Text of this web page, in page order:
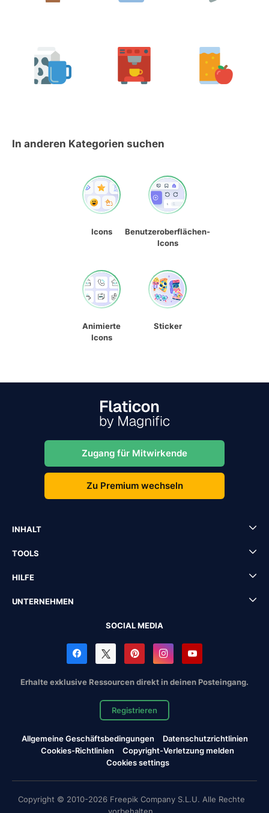
In anderen Kategorien suchen
Icons
Benutzeroberflächen-
Icons
Animierte
Icons
Sticker
Zugang für Mitwirkende
Zu Premium wechseln
INHALT
TOOLS
HILFE
UNTERNEHMEN
SOCIAL MEDIA
Erhalte exklusive Ressourcen direkt in deinen Posteingang.
Registrieren
Allgemeine Geschäftsbedingungen
Datenschutzrichtlinien
Cookies-Richtlinien
Copyright-Verletzung melden
Cookies settings
Copyright © 2010-2026 Freepik Company S.L.U. Alle Rechte